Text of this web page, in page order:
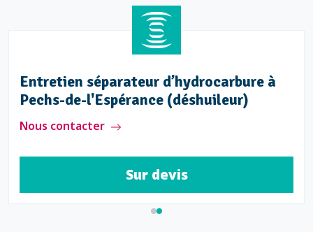
Entretien séparateur d’hydrocarbure à
Pechs-de-l'Espérance (déshuileur)
Nous contacter
Sur devis